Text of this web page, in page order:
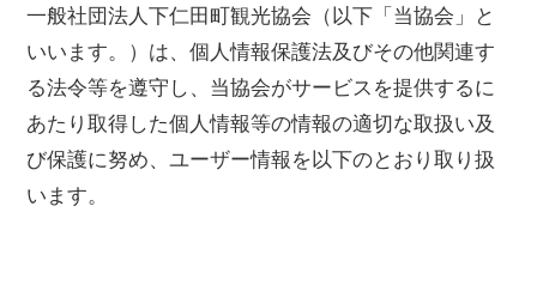
一般社団法人下仁田町観光協会（以下「当協会」と
いいます。）は、個人情報保護法及びその他関連す
る法令等を遵守し、当協会がサービスを提供するに
あたり取得した個人情報等の情報の適切な取扱い及
び保護に努め、ユーザー情報を以下のとおり取り扱
います。